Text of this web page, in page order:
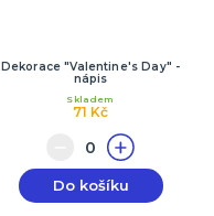
Dekorace "Valentine's Day" -
nápis
71 Kč
Skladem
Do košíku